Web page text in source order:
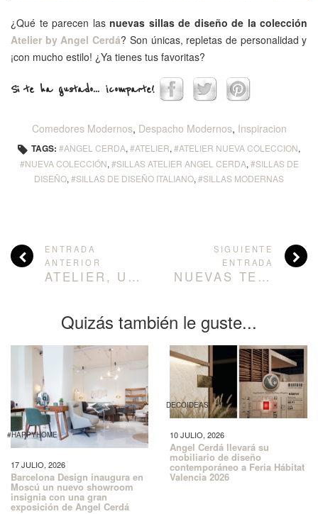
¿Qué te parecen las nuevas sillas de diseño de la colección
Atelier by Angel Cerdá? Son únicas, repletas de personalidad y
¡con mucho estilo! ¿Ya tienes tus favoritas?
Si te ha gustado... ¡comparte!
Comedores Modernos, Despacho Modernos, Inspiracion
TAGS: ANGEL CERDA, ATELIER, ATELIER NUEVA COLECCION,
NUEVA COLECCIÓN, SILLAS ATELIER ANGEL CERDA,
SILLAS DE
DISEÑO, SILLAS DE DISEÑO ITALIANO, SILLAS MODERNAS
ENTRADA
ANTERIOR
ATELIER, UNA NUEVA COLECCIÓN BY ANGEL CERDÁ
SIGUIENTE
ENTRADA
NUEVAS TENDENCIAS DECORATIVAS
Quizás también le guste...
#HAPPYHOME
17 JULIO, 2026
Barcelona Design inaugura en
Moscú un nuevo showroom
insignia con una gran
exposición de Angel Cerdá
DECOIDEAS
10 JULIO, 2026
Angel Cerdá llevará su
mobiliario de diseño
contemporáneo a Feria Hábitat
Valencia 2026